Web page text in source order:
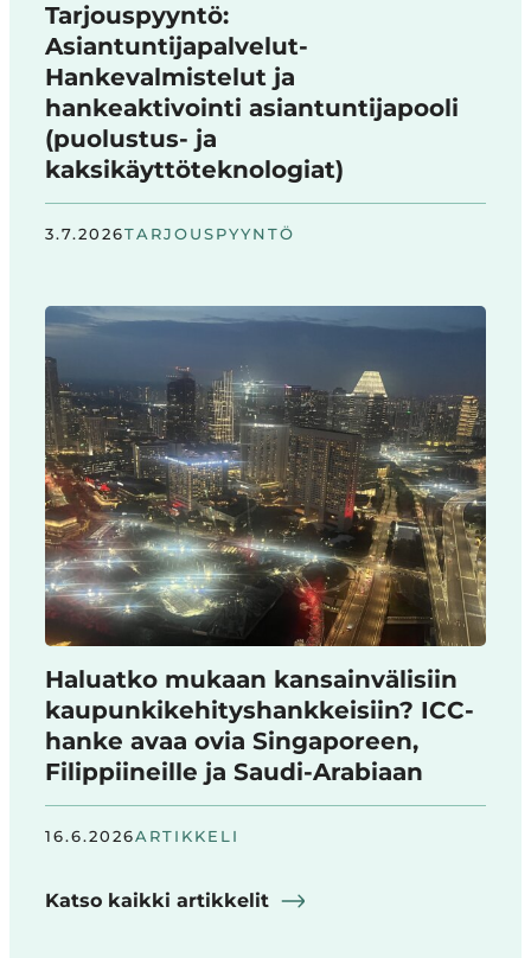
Tarjouspyyntö:
Asiantuntijapalvelut-
Hankevalmistelut ja
hankeaktivointi asiantuntijapooli
(puolustus- ja
kaksikäyttöteknologiat)
3.7.2026TARJOUSPYYNTÖ
Haluatko mukaan kansainvälisiin
kaupunkikehityshankkeisiin? ICC-
hanke avaa ovia Singaporeen,
Filippiineille ja Saudi-Arabiaan
16.6.2026ARTIKKELI
Katso kaikki artikkelit